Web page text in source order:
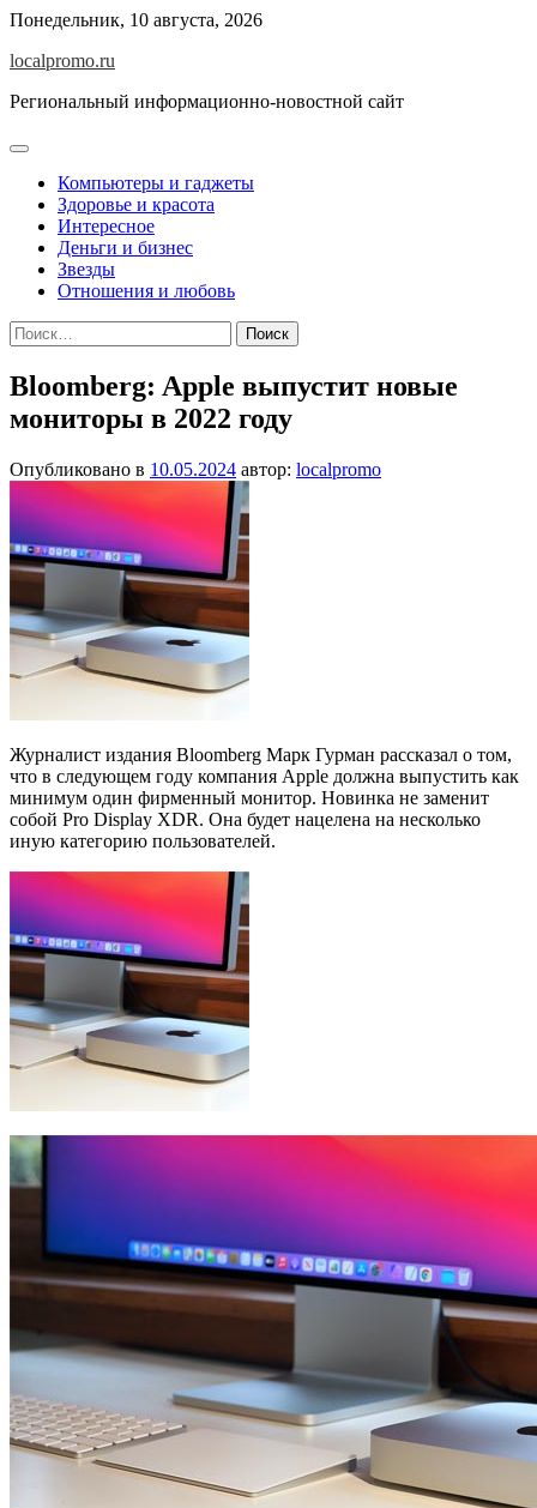
Перейти
содержимому
Понедельник, 10 августа, 2026
localpromo.ru
Региональный информационно-новостной сайт
Компьютеры и гаджеты
Здоровье и красота
Интересное
Деньги и бизнес
Звезды
Отношения и любовь
Найти:
Bloomberg: Apple выпустит новые
мониторы в 2022 году
Опубликовано в 10.05.2024 автор: localpromo
Журналист издания Bloomberg Марк Гурман рассказал о том,
что в следующем году компания Apple должна выпустить как
минимум один фирменный монитор. Новинка не заменит
собой Pro Display XDR. Она будет нацелена на несколько
иную категорию пользователей.